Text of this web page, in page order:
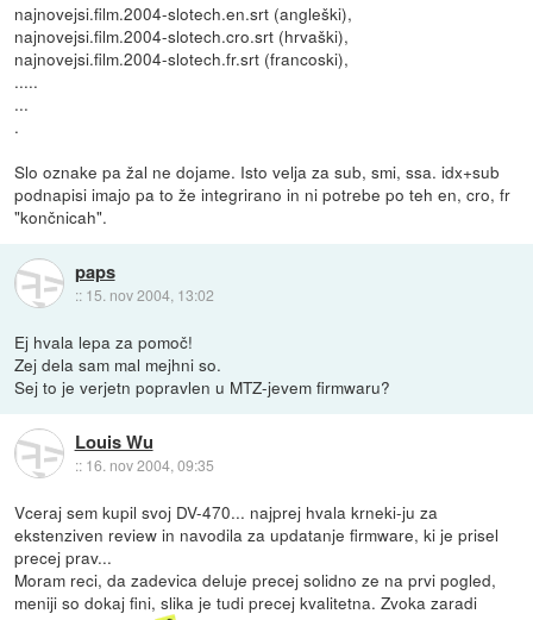
najnovejsi.film.2004-slotech.en.srt (angleški),
najnovejsi.film.2004-slotech.cro.srt (hrvaški),
najnovejsi.film.2004-slotech.fr.srt (francoski),
.....
...
.
Slo oznake pa žal ne dojame. Isto velja za sub, smi, ssa. idx+sub
podnapisi imajo pa to že integrirano in ni potrebe po teh en, cro, fr
"končnicah".
paps
:: 15. nov 2004, 13:02
Ej hvala lepa za pomoč!
Zej dela sam mal mejhni so.
Sej to je verjetn popravlen u MTZ-jevem firmwaru?
Louis Wu
:: 16. nov 2004, 09:35
Vceraj sem kupil svoj DV-470... najprej hvala krneki-ju za
ekstenziven review in navodila za updatanje firmware, ki je prisel
precej prav...
Moram reci, da zadevica deluje precej solidno ze na prvi pogled,
meniji so dokaj fini, slika je tudi precej kvalitetna. Zvoka zaradi